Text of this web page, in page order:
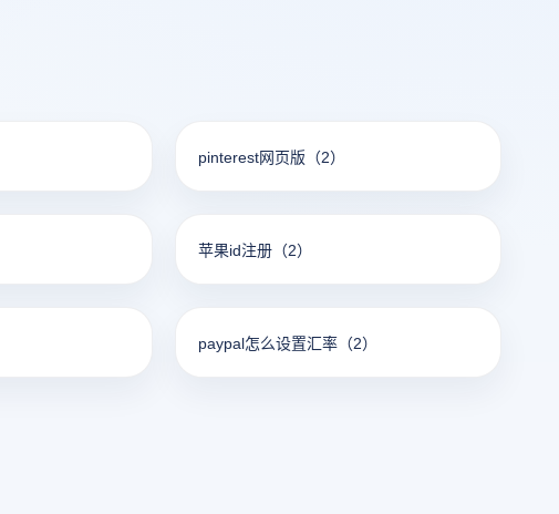
pinterest网页版 （2）
苹果id注册 （2）
paypal怎么设置汇率 （2）